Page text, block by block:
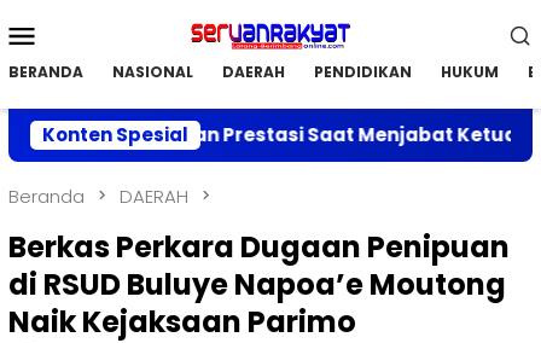
ke
Mobile
BERANDA NASIONAL DAERAH PENDIDIKAN HUKUM
Konten Spesial
Capaian Prestasi Saat Menjabat Ketua DPC APRI
Beranda DAERAH
Berkas Perkara Dugaan Penipuan
di RSUD Buluye Napoa’e Moutong
Naik Kejaksaan Parimo